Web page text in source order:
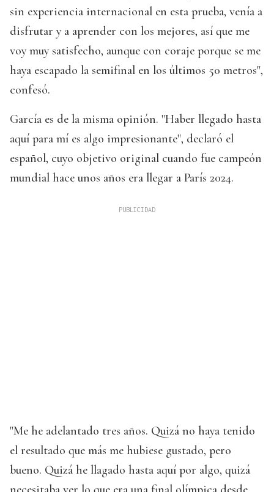
sin experiencia internacional en esta prueba, venía a
disfrutar y a aprender con los mejores, así que me
voy muy satisfecho, aunque con coraje porque se me
haya escapado la semifinal en los últimos 50 metros",
confesó.
García es de la misma opinión. "Haber llegado hasta
aquí para mí es algo impresionante", declaró el
español, cuyo objetivo original cuando fue campeón
mundial hace unos años era llegar a París 2024.
"Me he adelantado tres años. Quizá no haya tenido
el resultado que más me hubiese gustado, pero
bueno. Quizá he llagado hasta aquí por algo, quizá